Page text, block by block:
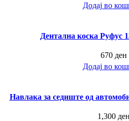
Додај во
Дентална коска Руфус
670 ден
Додај во
Навлака за седиште од
1,300 ден